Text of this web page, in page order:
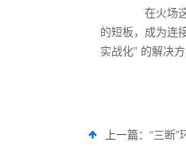
在火场这
的短板，成为连
实战化” 的解决
上一篇： “三断